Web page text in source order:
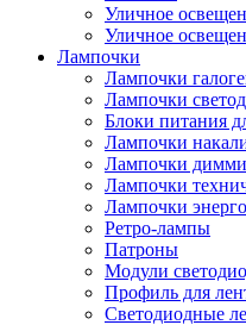
Уличное
Уличное
Лампочки
Лампочки
Лампочки
Блоки питания
Лампочки
Лампочки
Лампочки
Лампочки
Ретро-лампы
Патроны
Модули
Профиль для
Светодиодные